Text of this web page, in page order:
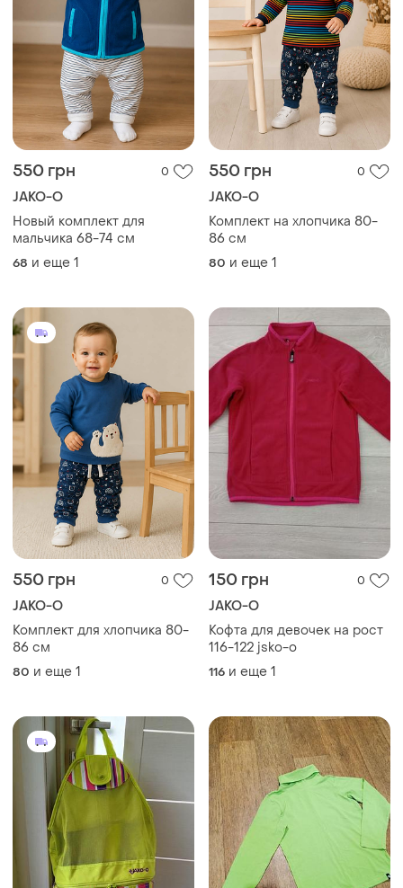
550 грн 0
JAKO-O
Новый комплект для
мальчика 68-74 см
68 и еще 1
550 грн 0
JAKO-O
Комплект на хлопчика 80-
86 см
80 и еще 1
550 грн 0
JAKO-O
Комплект для хлопчика 80-
86 см
80 и еще 1
150 грн 0
JAKO-O
Кофта для девочек на рост
116-122 jsko-o
116 и еще 1